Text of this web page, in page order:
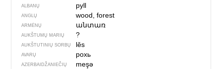
ALBANŲ pyll
ANGLŲ wood, forest
ARMĖNŲ անտառ
AUKŠTUMŲ MARIŲ ?
AUKŠTUTINIŲ SORBŲ lěs
AVARŲ рохь
AZERBAIDŽANIEČIŲ meşə